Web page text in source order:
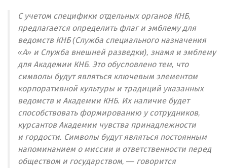
С учетом специфики отдельных органов КНБ,
предлагается определить флаг и эмблему для
ведомств КНБ (Служба специального назначения
«А» и Служба внешней разведки), знамя и эмблему
для Академии КНБ. Это обусловлено тем, что
символы будут являться ключевым элементом
корпоративной культуры и традиций указанных
ведомств и Академии КНБ. Их наличие будет
способствовать формированию у сотрудников,
курсантов Академии чувства принадлежности
и гордости. Символы будут являться постоянным
напоминанием о миссии и ответственности перед
обществом и государством, — говорится